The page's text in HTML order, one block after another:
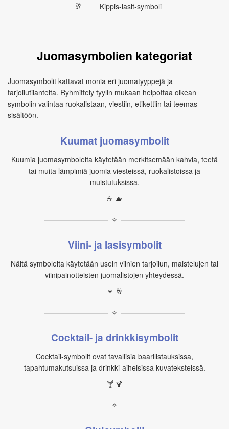
🥂
Kippis‑lasit‑symboli
Juomasymbolien kategoriat
Juomasymbolit kattavat monia eri juomatyyppejä ja
tarjoilutilanteita. Ryhmittely tyylin mukaan helpottaa oikean
symbolin valintaa ruokalistaan, viestiin, etikettiin tai teemas
sisältöön.
Kuumat juomasymbolit
Kuumia juomasymboleita käytetään merkitsemään kahvia, teetä
tai muita lämpimiä juomia viesteissä, ruokalistoissa ja
muistutuksissa.
☕ 🫖
✧
Viini- ja lasisymbolit
Näitä symboleita käytetään usein viinien tarjoilun, maistelujen tai
viinipainotteisten juomalistojen yhteydessä.
🍷 🥂
✧
Cocktail- ja drinkkisymbolit
Cocktail‑symbolit ovat tavallisia baarilistauksissa,
tapahtumakutsuissa ja drinkki‑aiheisissa kuvateksteissä.
🍸 🍹
✧